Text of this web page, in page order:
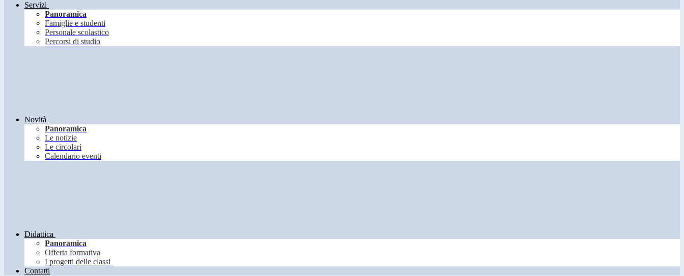
Servizi
Panoramica
Famiglie e studenti
Personale scolastico
Percorsi di studio
Novità
Panoramica
Le notizie
Le circolari
Calendario eventi
Didattica
Panoramica
Offerta formativa
I progetti delle classi
Contatti